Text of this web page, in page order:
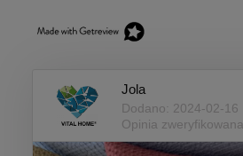
Jola
Dodano: 2024-02-16
Opinia zweryfikowana